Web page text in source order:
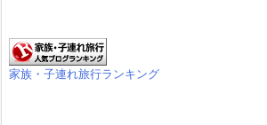
家族・子連れ旅行ランキング